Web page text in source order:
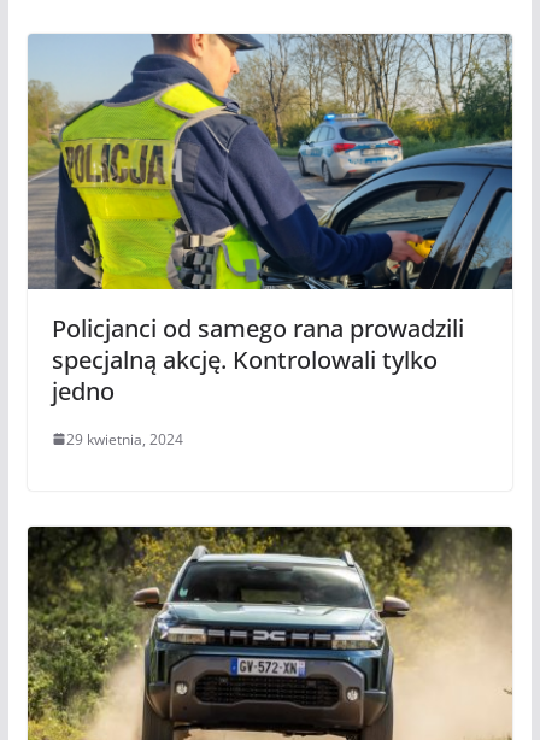
Policjanci od samego rana prowadzili
specjalną akcję. Kontrolowali tylko
jedno
29 kwietnia, 2024